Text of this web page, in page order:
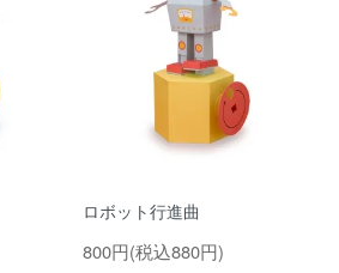
ロボット行進曲
800円(税込880円)